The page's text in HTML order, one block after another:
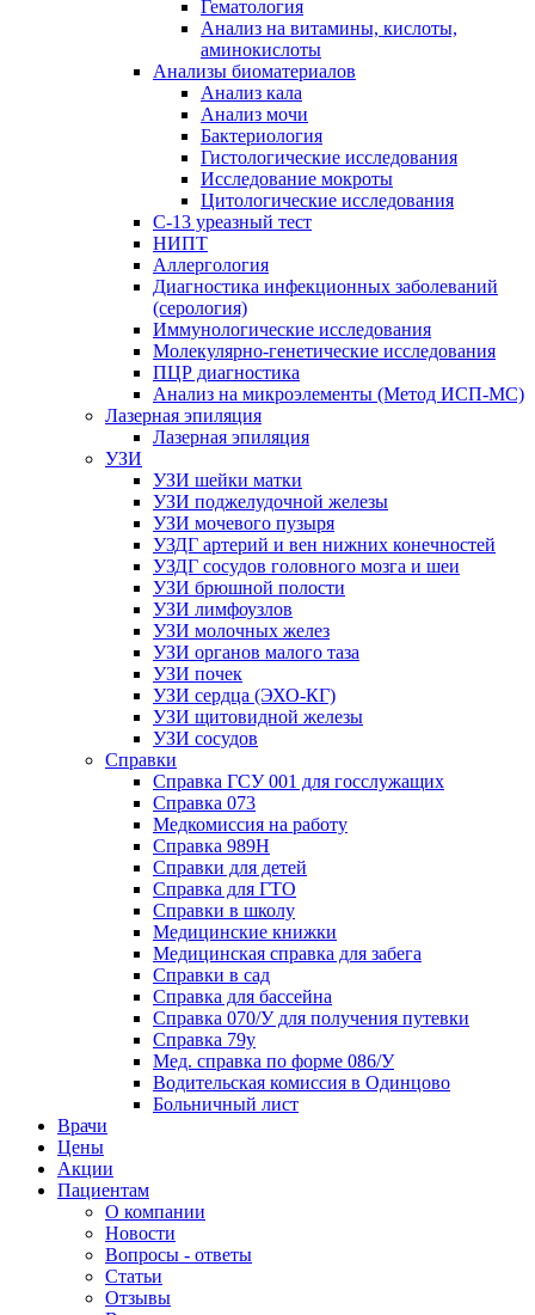
Гематология
Анализ на витамины, кислоты,
аминокислоты
Анализы биоматериалов
Анализ кала
Анализ мочи
Бактериология
Гистологические исследования
Исследование мокроты
Цитологические исследования
С-13 уреазный тест
НИПТ
Аллергология
Диагностика инфекционных заболеваний
(серология)
Иммунологические исследования
Молекулярно-генетические исследования
ПЦР диагностика
Анализ на микроэлементы (Метод ИСП-МС)
Лазерная эпиляция
Лазерная эпиляция
УЗИ
УЗИ шейки матки
УЗИ поджелудочной железы
УЗИ мочевого пузыря
УЗДГ артерий и вен нижних конечностей
УЗДГ сосудов головного мозга и шеи
УЗИ брюшной полости
УЗИ лимфоузлов
УЗИ молочных желез
УЗИ органов малого таза
УЗИ почек
УЗИ сердца (ЭХО-КГ)
УЗИ щитовидной железы
УЗИ сосудов
Справки
Справка ГСУ 001 для госслужащих
Справка 073
Медкомиссия на работу
Справка 989Н
Справки для детей
Справка для ГТО
Справки в школу
Медицинские книжки
Медицинская справка для забега
Справки в сад
Справка для бассейна
Справка 070/У для получения путевки
Справка 79у
Мед. справка по форме 086/У
Водительская комиссия в Одинцово
Больничный лист
Врачи
Цены
Акции
Пациентам
О компании
Новости
Вопросы - ответы
Статьи
Отзывы